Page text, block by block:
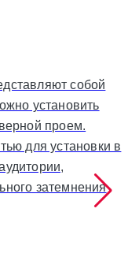
собой
установить
проем.
для установки в
затемнения